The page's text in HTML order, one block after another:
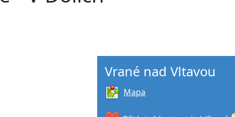
Vrané nad Vltavou
Mapa